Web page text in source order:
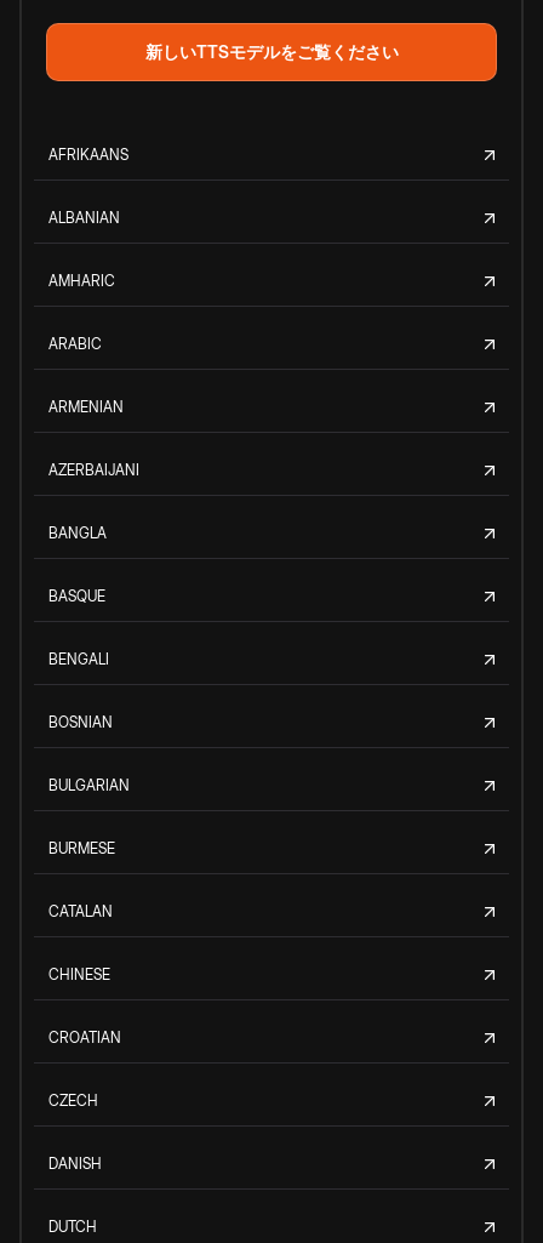
新しいTTSモデルをご覧ください
AFRIKAANS
ALBANIAN
AMHARIC
ARABIC
ARMENIAN
AZERBAIJANI
BANGLA
BASQUE
BENGALI
BOSNIAN
BULGARIAN
BURMESE
CATALAN
CHINESE
CROATIAN
CZECH
DANISH
DUTCH